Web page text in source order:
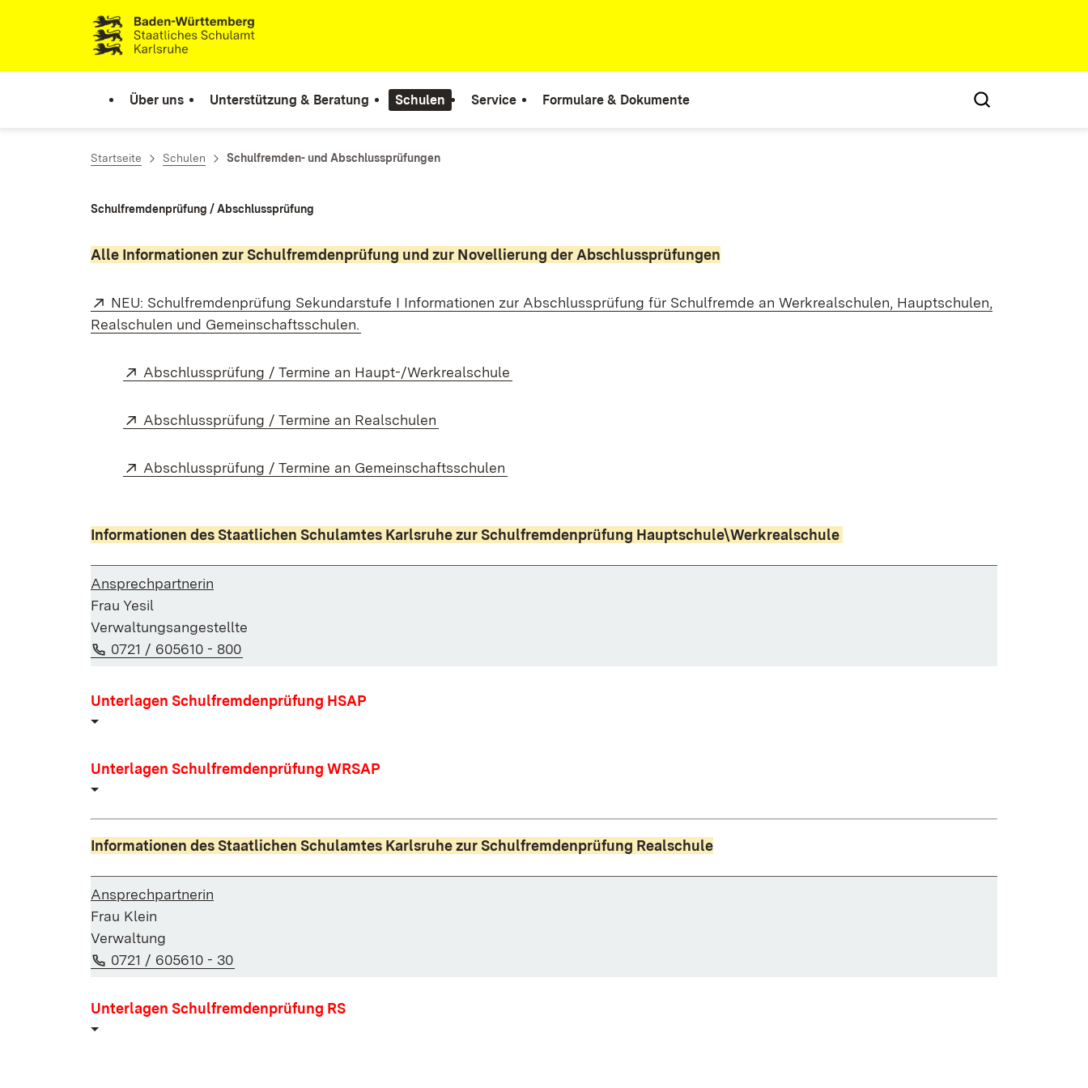
Zum Inhalt springen
Link zur Startseite
Über uns Unterstützung & Beratung Schulen Service Formulare & Dokumente
Startseite Schulen Schulfremden- und Abschlussprüfungen
Schulfremdenprüfung​ / Abschlussprüfung
Alle Informationen zur Schulfremdenprüfung und zur Novellierung der Abschlussprüfungen
Extern:
NEU: Schulfremdenprüfung Sekundarstufe I Informationen zur Abschlussprüfung für Schulfremde an Werkrealschulen, Hauptschulen,
Realschulen und Gemeinschaftsschulen.
Extern:
Abschlussprüfung / Termine an Haupt-/Werkrealschule
Extern:
Abschlussprüfung / Termine an Realschulen
Extern:
Abschlussprüfung / Termine an Gemeinschaftsschulen
Informationen des Staatlichen Schulamtes Karlsruhe zur Schulfremdenprüfung Hauptschule\Werkrealschule
Ansprechpartnerin
Frau Yesil
Verwaltungsangestellte
Telefon:
0721 / 605610 - 800
Unterlagen Schulfremdenprüfung HSAP
Unterlagen Schulfremdenprüfung WRSAP
Informationen des Staatlichen Schulamtes Karlsruhe zur Schulfremdenprüfung Realschule
Ansprechpartnerin
Frau Klein
Verwaltung
Telefon:
0721 / 605610 - 30
Unterlagen Schulfremdenprüfung RS